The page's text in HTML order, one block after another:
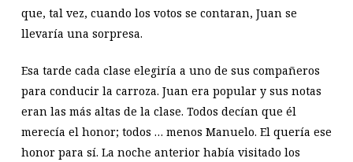
que, tal vez, cuando los votos se contaran, Juan se
llevaría una sorpresa.
Esa tarde cada clase elegiría a uno de sus compañeros
para conducir la carroza. Juan era popular y sus notas
eran las más altas de la clase. Todos decían que él
merecía el honor; todos … menos Manuelo. El quería ese
honor para sí. La noche anterior había visitado los